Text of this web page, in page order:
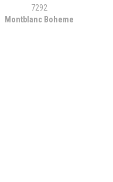
7292
Montblanc Boheme